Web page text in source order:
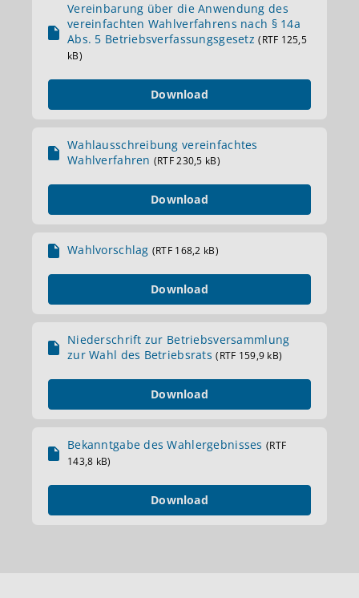
Vereinbarung über die Anwendung des
vereinfachten Wahlverfahrens nach § 14a
Abs. 5 Betriebsverfassungsgesetz(RTF 125,5
kB)
Download
Wahlausschreibung vereinfachtes
Wahlverfahren (RTF 230,5 kB)
Download
Wahlvorschlag (RTF 168,2 kB)
Download
Niederschrift zur Betriebsversammlung
zur Wahl des Betriebsrats(RTF 159,9 kB)
Download
Bekanntgabe des Wahlergebnisses (RTF
143,8 kB)
Download